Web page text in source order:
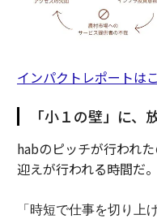
インパクトレポートは
「小１の壁」に、
habのピッチが行われ
迎えが行われる時間だ。
「時短で仕事を切り上